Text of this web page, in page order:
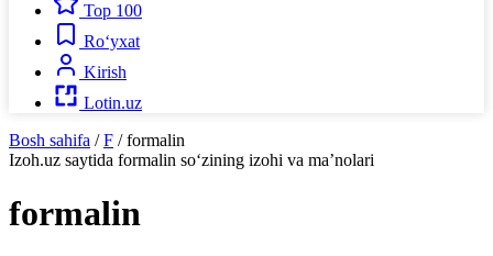
Top 100
Ro‘yxat
Kirish
Lotin.uz
Bosh sahifa / F / formalin
Izoh.uz saytida formalin so‘zining izohi va ma’nolari
formalin